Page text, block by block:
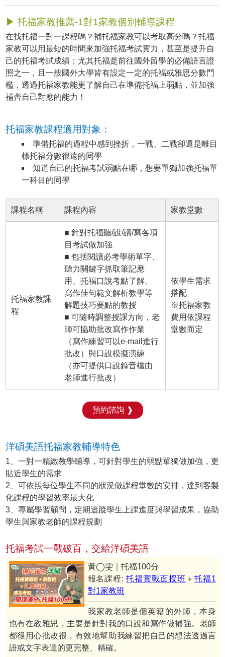
▶ 托福家教推薦-1對1家教個別輔導課程
在找托福一對一課程嗎？補托福家教可以考取高分嗎？托福
家教可以用最短的時間來加強托福考試實力，甚至是提升自
己的托福考試成績；尤其托福是前往國外留學的必備語言證
照之一，且一般國外大學皆有設定一定的托福或雅思分數門
檻，透過托福家教能更了解自己在準備托福上弱點，並加強
補齊自己對應的能力！
托福家教課程適用對象：
準備托福的過程中感到挫折，一戰、二戰卻還是離目
標托福分數很遠的同學
知道自己的托福考試弱點在哪，想要單獨加強托福單
一科目的同學
課程名稱 課程內容 家教堂數
托福家教課
程
■ 針對托福聽/說/讀/寫各項
目考試做加強
■ 包括閱讀必考學術單字、
聽力關鍵字抓取筆記應
用、托福口說考點了解、
寫作佳句範文解析教學等
解題技巧要點的教授
■ 可隨時調整授課方向，老
師可協助批改寫作作業
（寫作練習可以e-mail進行
批改）與口說模擬演練
（亦可提供口說錄音檔由
老師進行批改）
依學生需求
搭配
※托福家教
費用依課程
堂數而定
預約諮詢 ❱
洋碩美語托福家教輔導特色
1、一對一精緻教學輔導，可針對學生的弱點單獨做加強，更
貼近學生的需求
2、可依照每位學生不同的狀況做課程堂數的安排，達到客製
化課程的學習效率最大化
3、專屬學習顧問，定期追蹤學生上課進度與學習成果，協助
學生與家教老師的課程規劃
托福考試一戰破百，交給洋碩美語
黃◯雯｜托福100分
報名課程:托福實戰面授班 ＋托福1
對1家教班
我家教老師是個英籍的外師，本身
也有在教雅思，主要是針對我的口說和寫作做補強。老師
都很用心批改很，有效地幫助我練習把自己的想法透過言
語或文字表達的更完整、精確。